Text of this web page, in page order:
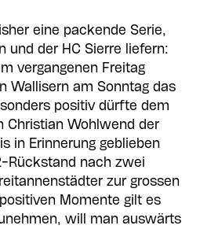
eine packende Serie,
und der HC Sierre liefern:
vergangenen Freitag
Wallisern am Sonntag das
positiv dürfte dem
Christian Wohlwend der
in Erinnerung geblieben
Rückstand nach zwei
zur grossen
Momente gilt es
will man auswärts